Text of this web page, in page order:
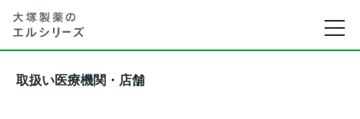
取扱い医療機関・店舗